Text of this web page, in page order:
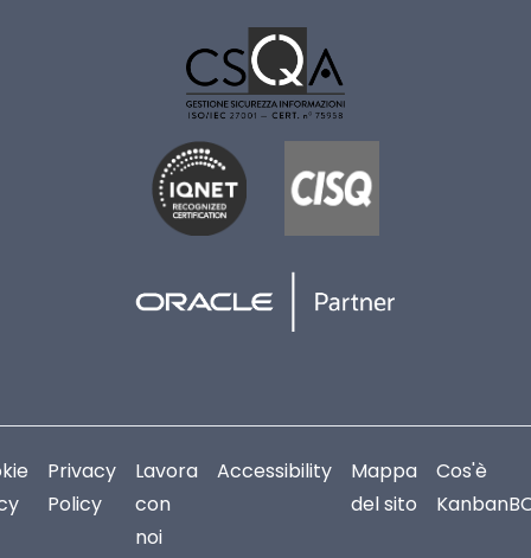
Privacy
Policy
Lavora
con
noi
Accessibility
Mappa
del sito
Cos'è